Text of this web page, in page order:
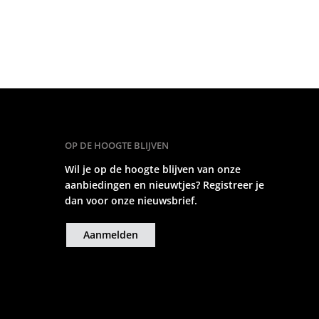
OP DE HOOGTE BLIJVEN
Wil je op de hoogte blijven van onze
aanbiedingen en nieuwtjes? Registreer je
dan voor onze nieuwsbrief.
Aanmelden